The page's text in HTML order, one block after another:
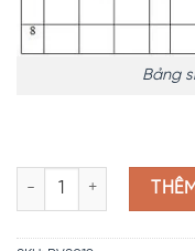
Bảng
Đồng phục bảo vệ may